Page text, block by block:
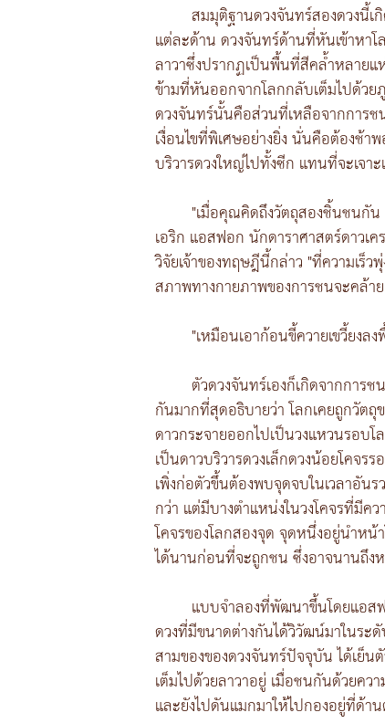
สมมุติฐานดวงจันทร์สองดวงนี้
แต่ละด้าน ดวงจันทร์ด้านที่หันเข้าหา
ลาวาซึ่งปรากฏเป็นพื้นที่สีคล้ำหลาย
ข้ามที่หันออกจากโลกกลับเต็มไปด้วย
ดวงจันทร์นั้นคือส่วนที่เหลือจากการช
เงื่อนไขที่พิเศษอย่างยิ่ง นั่นคือต้องช้
บริวารดวงใหญ่ไปทั้งซีก แทนที่จะเจา
"เมื่อคุณคิดถึงวัตถุสองชิ้นชนกั
เอริก แอสฟอก นักดาราศาสตร์ดาว
วิจัยเจ้าของทฤษฎีนี้กล่าว "ที่ความเร็
สภาพทางกายภาพของการชนจะคล้า
"เหมือนเอาก้อนขี้ควายเขวี้ยงล
ตัวดวงจันทร์เองก็เกิดจากกา
กันมากที่สุดอธิบายว่า โลกเคยถูกวัตถุ
ดาวกระจายออกไปเป็นวงแหวนรอ
เป็นดาวบริวารดวงเล็กดวงน้อยโคจ
เพิ่งก่อตัวขึ้นต้องพบจุดจบในเวลาอัน
กว่า แต่มีบางตำแหน่งในวงโคจรที่มี
โคจรของโลกสองจุด จุดหนึ่งอยู่นำห
ได้นานก่อนที่จะถูกชน ซึ่งอาจนานถึง
แบบจำลองที่พัฒนาขึ้นโดยแอส
ดวงที่มีขนาดต่างกันได้วิวัฒน์มาในระ
สามของของดวงจันทร์ปัจจุบัน ได้เย็
เต็มไปด้วยลาวาอยู่ เมื่อชนกันด้วยคว
และยังไปดันแมกมาให้ไปกองอยู่ที่ด้า